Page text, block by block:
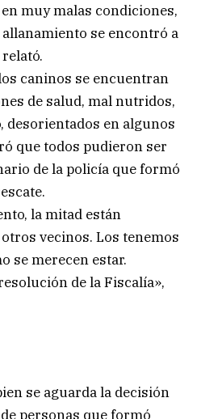
muy malas condiciones,
se encontró a
caninos se encuentran
de salud, mal nutridos,
desorientados en algunos
que todos pudieron ser
de la policía que formó
la mitad están
vecinos. Los tenemos
se merecen estar.
de la Fiscalía»,
se aguarda la decisión
personas que formó